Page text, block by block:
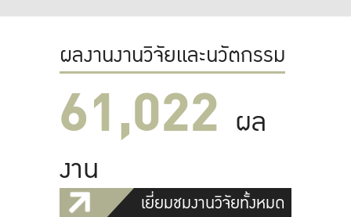
ผลงานงานวิจัยและนวัตกรรม
61,022 ผล
งาน
เยี่ยมชมงานวิจัยทั้งหมด